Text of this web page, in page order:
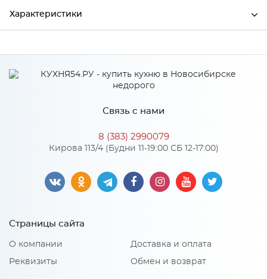
Характеристики
Связь с нами
8 (383) 2990079
Кирова 113/4 (Будни 11-19:00 СБ 12-17:00)
Страницы сайта
О компании
Реквизиты
Доставка и оплата
Обмен и возврат